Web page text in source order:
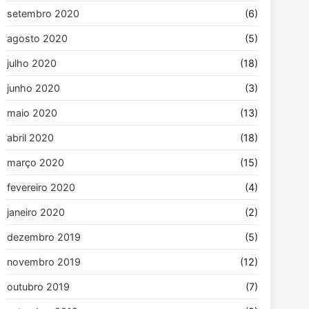
setembro 2020 (6)
agosto 2020 (5)
julho 2020 (18)
junho 2020 (3)
maio 2020 (13)
abril 2020 (18)
março 2020 (15)
fevereiro 2020 (4)
janeiro 2020 (2)
dezembro 2019 (5)
novembro 2019 (12)
outubro 2019 (7)